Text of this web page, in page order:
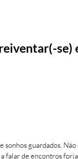
se)
guardados.
falar de encontros